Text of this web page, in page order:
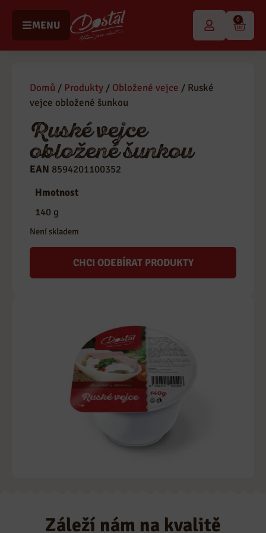
MENU 0
Domů / Produkty / Obložené vejce / Ruské
vejce obložené šunkou
Ruské vejce
obložené šunkou
EAN 8594201100352
Hmotnost
140 g
Není skladem
CHCI ODEBÍRAT PRODUKTY
Záleží nám na kvalitě